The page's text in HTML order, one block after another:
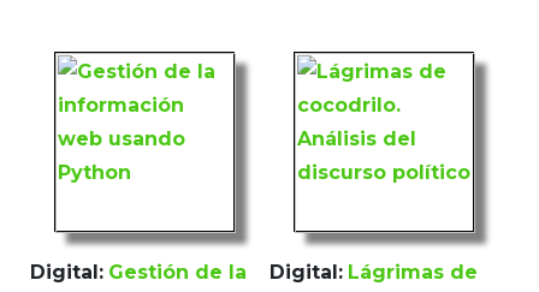
Digital: Gestión de la
Digital: Lágrimas de